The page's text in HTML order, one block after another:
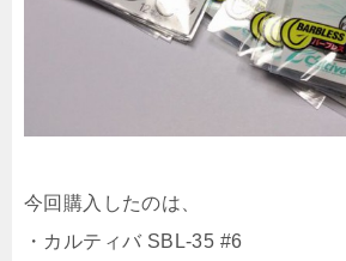
今回購入したのは、
・カルティバ SBL-35 #6